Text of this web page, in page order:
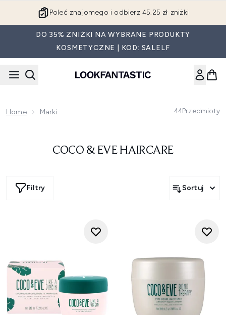
Poleć znajomego i odbierz 45.25 zł zniżki
DO 35% ZNIŻKI NA WYBRANE PRODUKTY
KOSMETYCZNE | KOD: SALELF
Home Marki 44Przedmioty
COCO & EVE HAIRCARE
Filtry Sortuj